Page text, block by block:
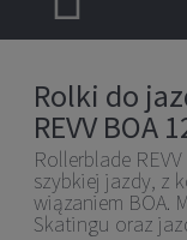
Rolki do
REVV BOA
Rollerblade
szybkiej jazdy, z
wiązaniem BOA.
Skatingu oraz